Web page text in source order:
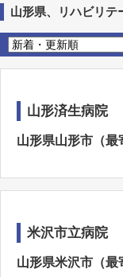
山形県、リハビリテ
山形済生病院
山形県山形市（
米沢市立病院
山形県米沢市（